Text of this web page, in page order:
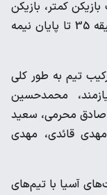
کمتر، بازیکن
دیگری را وارد زمین نکرد تا تیم ایران از دقیقه 35 تا پایان نیمه
تیم به طور کلی
محمدحسین
صادق محرمی، سعید
مهدی قائدی، مهدی
آسیا با تیم‌های